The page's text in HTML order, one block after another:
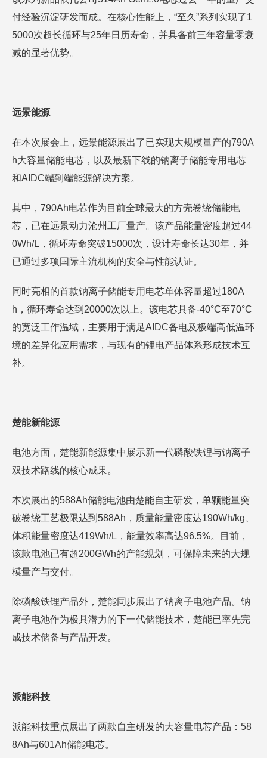
付经验沉淀研发而成。在核心性能上，“至久”系列实现了1
5000次超长循环与25年日历寿命，并具备前三年容量零衰
减的显著优势。
远景能源
在本次展会上，远景能源展出了已实现大规模量产的790A
h大容量储能电芯，以及最新下线的钠离子储能专用电芯
和AIDC端到端能源解决方案。
其中，790Ah电芯作为目前全球最大的方壳卷绕储能电
芯，已在远景动力沧州工厂量产。该产品能量密度超过44
0Wh/L，循环寿命突破15000次，设计寿命长达30年，并
已通过多项国际主流机构的安全与性能认证。
同时亮相的首款钠离子储能专用电芯单体容量超过180A
h，循环寿命达到20000次以上。该电芯具备-40°C至70°C
的宽泛工作温域，主要用于满足AIDC备电及极端高低温环
境的差异化应用需求，与现有的锂电产品体系形成技术互
补。
楚能新能源
电池方面，楚能新能源集中展示新一代磷酸铁锂与钠离子
双技术路线的核心成果。
本次展出的588Ah储能电池由楚能自主研发，单颗能量突
破卷绕工艺极限达到588Ah，质量能量密度达190Wh/kg、
体积能量密度达419Wh/L，能量效率高达96.5%。目前，
该款电池已有超200GWh的产能规划，可保障未来的大规
模量产与交付。
除磷酸铁锂产品外，楚能同步展出了钠离子电池产品。钠
离子电池作为极具潜力的下一代储能技术，楚能已率先完
成技术储备与产品开发。
派能科技
派能科技重点展出了两款自主研发的大容量电芯产品：58
8Ah与601Ah储能电芯。